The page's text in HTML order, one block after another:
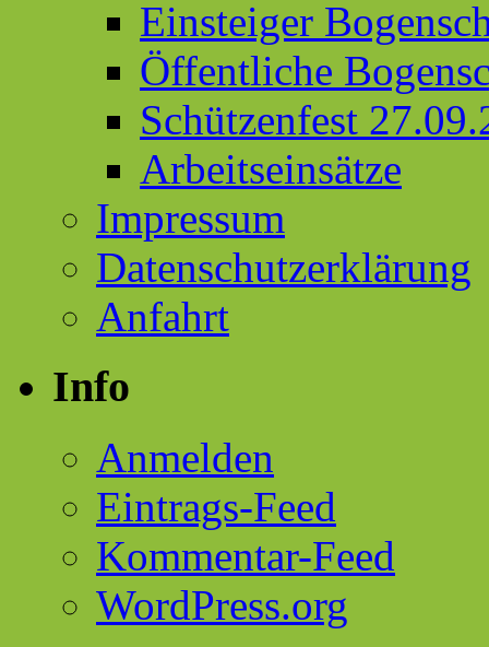
Einsteiger
Öffentliche
Schützenfest
Arbeitseinsätze
Impressum
Datenschutzerklärung
Anfahrt
Info
Anmelden
Eintrags-Feed
Kommentar-Feed
WordPress.org